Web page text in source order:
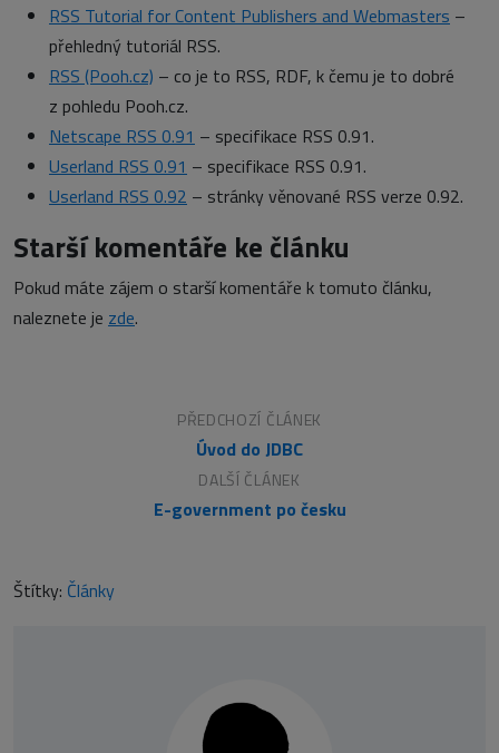
RSS Tutorial for Content Publishers and Webmasters –
přehledný tutoriál RSS.
RSS (Pooh.cz) – co je to RSS, RDF, k čemu je to dobré
z pohledu Pooh.cz.
Netscape RSS 0.91 – specifikace RSS 0.91.
Userland RSS 0.91 – specifikace RSS 0.91.
Userland RSS 0.92 – stránky věnované RSS verze 0.92.
Starší komentáře ke článku
Pokud máte zájem o starší komentáře k tomuto článku,
naleznete je zde.
PŘEDCHOZÍ ČLÁNEK
Úvod do JDBC
DALŠÍ ČLÁNEK
E-government po česku
Štítky: Články